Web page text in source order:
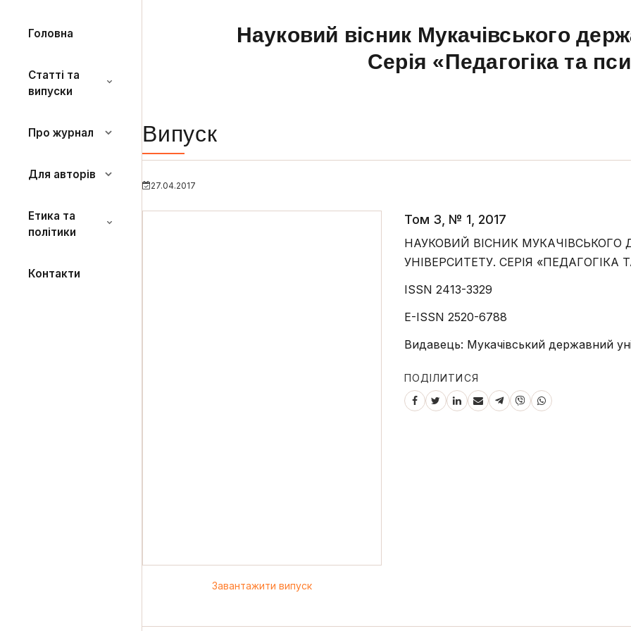
Головна
Статті та
випуски
Про журнал
Для авторів
Етика та
політики
Контакти
Науковий вісник Мукачівського
Серія «Педагогіка та
Випуск
27.04.2017
Завантажити випуск
Том 3, № 1, 2017
НАУКОВИЙ ВІСНИК МУКАЧІВСЬКОГО
УНІВЕРСИТЕТУ. СЕРІЯ «ПЕДАГОГІКА
ISSN 2413-3329
E-ISSN 2520-6788
Видавець: Мукачівський державний
ПОДІЛИТИСЯ